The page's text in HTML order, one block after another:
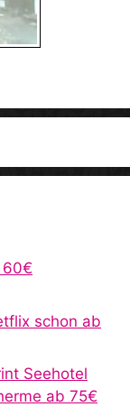
60€
schon ab
Seehotel
ab 75€